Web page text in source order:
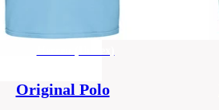
Original Polo